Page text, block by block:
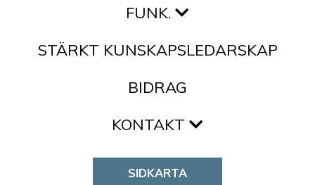
FUNK.
STÄRKT KUNSKAPSLEDARSKAP
BIDRAG
KONTAKT
SIDKARTA